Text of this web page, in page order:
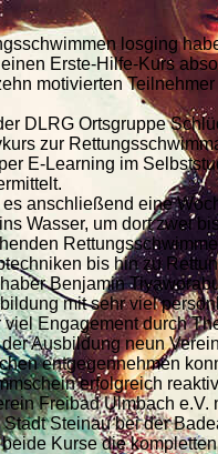
losging
Erste-Hilfe-Kurs
motivierten
DLRG Ortsgruppe
zur
E-Learning im
anschließend eine
Wasser, um dort zwei
bis hin zu
Benjamin
mit sehr viel
viel Engagement durch
Ausbildung neun
entgegennehmen
erfolgreich
Freibad Ulmbach e.V.
Steinau bei der
Kurse die